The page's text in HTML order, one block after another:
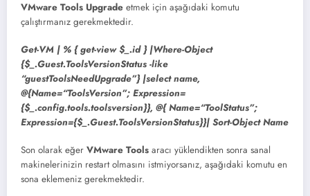
VMware Tools Upgrade etmek için aşağıdaki komutu
çalıştırmanız gerekmektedir.
Get-VM | % { get-view $_.id } |Where-Object
{$_.Guest.ToolsVersionStatus -like
“guestToolsNeedUpgrade”} |select name,
@{Name=“ToolsVersion”; Expression=
{$_.config.tools.toolsversion}}, @{ Name=“ToolStatus”;
Expression={$_.Guest.ToolsVersionStatus}}| Sort-Object Name
Son olarak eğer VMware Tools aracı yüklendikten sonra sanal
makinelerinizin restart olmasını istmiyorsanız, aşağıdaki komutu en
sona eklemeniz gerekmektedir.